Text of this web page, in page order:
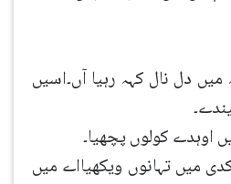
دل نال کہہ رہیا آں۔اسیں
اوہدے کولوں پچھیا۔
میں تہانوں ویکھیااے میں